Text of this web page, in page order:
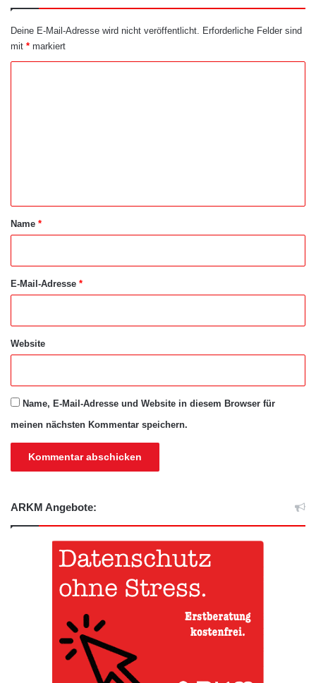
Deine E-Mail-Adresse wird nicht veröffentlicht. Erforderliche Felder sind
mit * markiert
aName *
E-Mail-Adresse *
Website
Name, E-Mail-Adresse und Website in diesem Browser für
meinen nächsten Kommentar speichern.
ARKM Angebote: